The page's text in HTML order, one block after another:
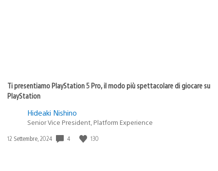
Ti presentiamo PlayStation 5 Pro, il modo più spettacolare di giocare su
PlayStation
Hideaki Nishino
Senior Vice President, Platform Experience
Data
12 Settembre, 2024 4 130